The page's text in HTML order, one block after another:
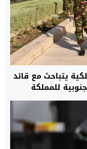
يتباحث مع قائد
للمملكة